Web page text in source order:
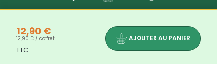
Les bienfaits et propriétés des produits indiqués dans chaque description de produits ne sont là qu'à titre informatif. Les
12,90 €
12,90 € / coffret
TTC
AJOUTER AU PANIER